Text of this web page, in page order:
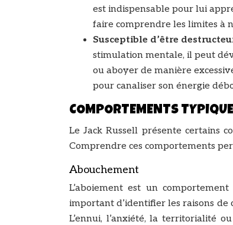
est indispensable pour lui
faire comprendre les limites à
Susceptible d’être
stimulation mentale, il peut
ou aboyer de manière
pour canaliser son énergie
COMPORTEMENTS
Le Jack Russell présente certains
Comprendre ces comportements
Abouchement
L’aboiement est un
important d’identifier les raisons de
L’ennui, l’anxiété, la territorialité